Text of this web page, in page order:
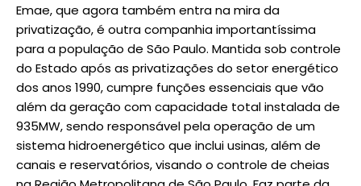
Emae, que agora também entra na mira da
privatização, é outra companhia importantíssima
para a população de São Paulo. Mantida sob controle
do Estado após as privatizações do setor energético
dos anos 1990, cumpre funções essenciais que vão
além da geração com capacidade total instalada de
935MW, sendo responsável pela operação de um
sistema hidroenergético que inclui usinas, além de
canais e reservatórios, visando o controle de cheias